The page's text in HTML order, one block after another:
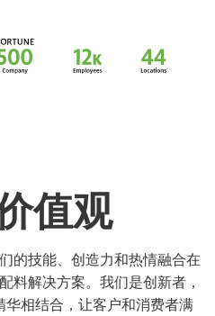
值观
的技能、创造力和热情融合在
料解决方案。我们是创新者，
相结合，让客户和消费者满